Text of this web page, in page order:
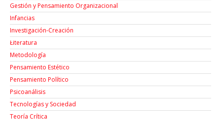
Gestión y Pensamiento Organizacional
Infancias
Investigación-Creación
Łiteratura
Metodología
Pensamiento Estético
Pensamiento Político
Psicoanálisis
Tecnologías y Sociedad
Teoría Crítica